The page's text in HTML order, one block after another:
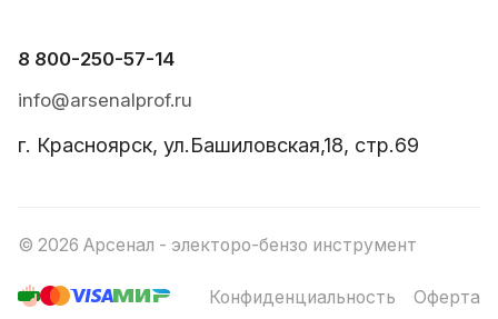
8 800-250-57-14
info@arsenalprof.ru
г. Красноярск, ул.Башиловская,18, стр.69
© 2026 Арсенал - электоро-бензо инструмент
Конфиденциальность Оферта